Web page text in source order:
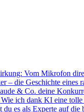
Vom Mikrofon
– die Geschichte eines
& Co. deine
ich dank KI eine
es als Experte auf die